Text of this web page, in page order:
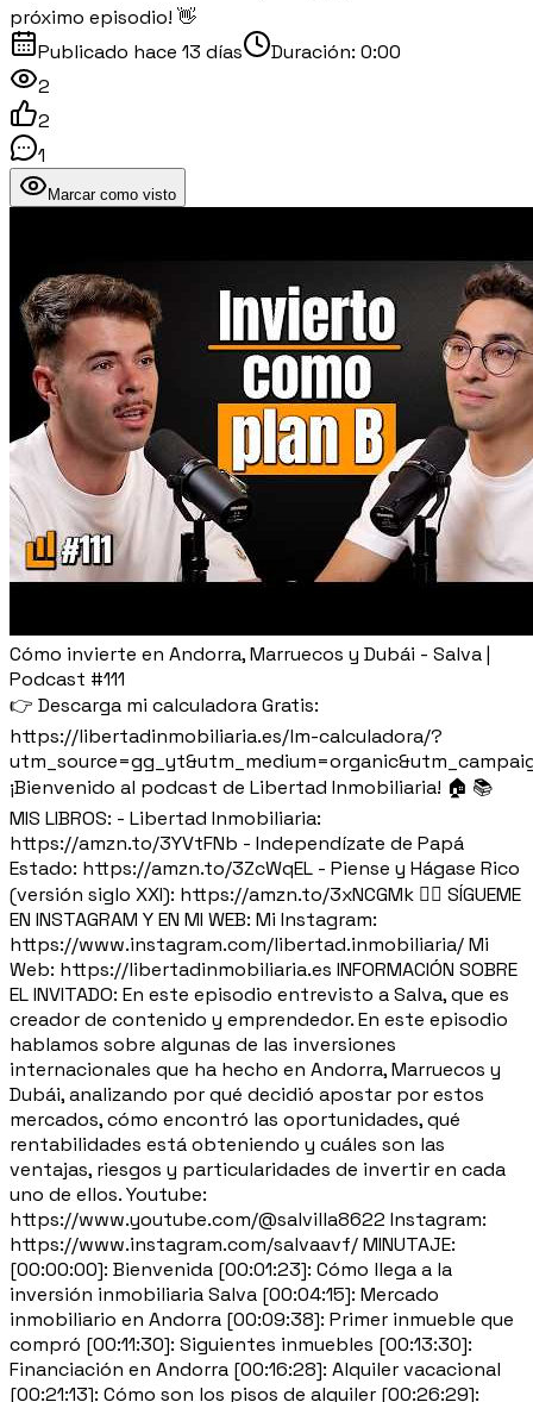
próximo episodio! 👋
Publicado hace 13 días Duración: 0:00
2
2
1
Marcar como visto
Cómo invierte en Andorra, Marruecos y Dubái - Salva |
Podcast #111
👉 Descarga mi calculadora Gratis:
https://libertadinmobiliaria.es/lm-calculadora/?
¡Bienvenido al podcast de Libertad Inmobiliaria! 🏠 📚
MIS LIBROS: - Libertad Inmobiliaria:
https://amzn.to/3YVtFNb - Independízate de Papá
Estado: https://amzn.to/3ZcWqEL - Piense y Hágase Rico
(versión siglo XXI): https://amzn.to/3xNCGMk 🙋‍♂️ SÍGUEME
EN INSTAGRAM Y EN MI WEB: Mi Instagram:
https://www.instagram.com/libertad.inmobiliaria/ Mi
Web: https://libertadinmobiliaria.es INFORMACIÓN SOBRE
EL INVITADO: En este episodio entrevisto a Salva, que es
creador de contenido y emprendedor. En este episodio
hablamos sobre algunas de las inversiones
internacionales que ha hecho en Andorra, Marruecos y
Dubái, analizando por qué decidió apostar por estos
mercados, cómo encontró las oportunidades, qué
rentabilidades está obteniendo y cuáles son las
ventajas, riesgos y particularidades de invertir en cada
uno de ellos. Youtube:
https://www.youtube.com/@salvilla8622 Instagram:
https://www.instagram.com/salvaavf/ MINUTAJE:
[00:00:00]: Bienvenida [00:01:23]: Cómo llega a la
inversión inmobiliaria Salva [00:04:15]: Mercado
inmobiliario en Andorra [00:09:38]: Primer inmueble que
compró [00:11:30]: Siguientes inmuebles [00:13:30]:
Financiación en Andorra [00:16:28]: Alquiler vacacional
[00:21:13]: Cómo son los pisos de alquiler [00:26:29]: